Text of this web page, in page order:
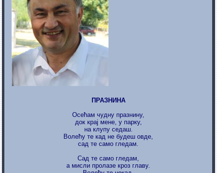
ПРАЗНИНА
Осећам чудну празнину,
док крај мене, у парку,
на клупу седаш.
Вoлeћу те кад не будеш овде,
сад те само гледам.
Сад те само гледам,
а мисли пролазе кроз главу.